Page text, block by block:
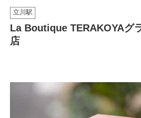
おでかけ
ショッピング
立川駅
La Boutique TERAKOYAグ
店